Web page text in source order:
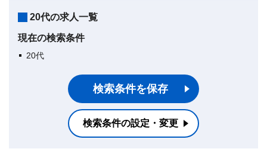
20代の求人一覧
現在の検索条件
20代
検索条件を保存
検索条件の設定・変更